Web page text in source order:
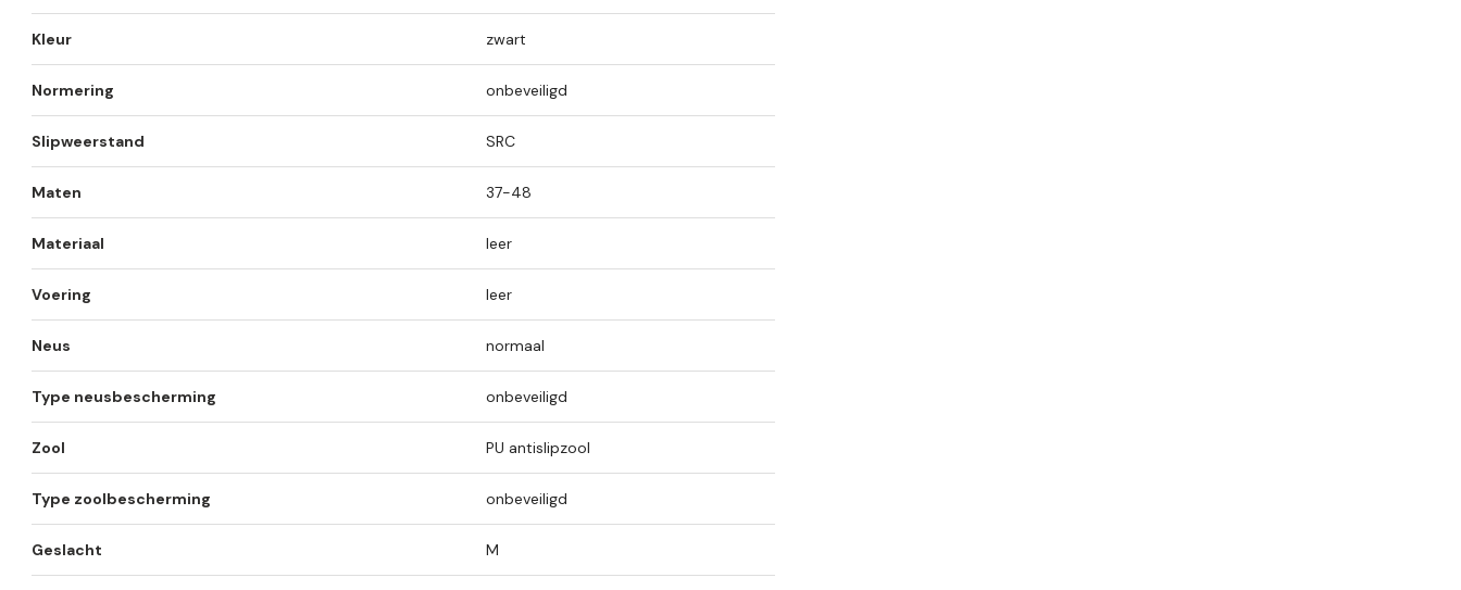
Kleur zwart
Normering onbeveiligd
Slipweerstand SRC
Maten 37-48
Materiaal leer
Voering leer
Neus normaal
Type neusbescherming onbeveiligd
Zool PU antislipzool
Type zoolbescherming onbeveiligd
Geslacht M